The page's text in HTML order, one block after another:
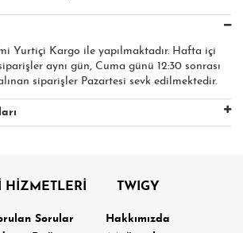
Yurtiçi Kargo ile yapılmaktadır. Hafta içi
aynı gün, Cuma günü 12:30 sonrası
siparişler Pazartesi sevk edilmektedir.
HİZMETLERİ
Sorular
TWIGY
Hakkımızda